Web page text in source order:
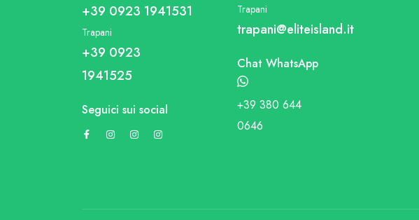
+39 0923 1941531
Trapani
+39 0923
1941525
Seguici sui social
Trapani
trapani@eliteisland.it
Chat WhatsApp
+39 380 644
0646